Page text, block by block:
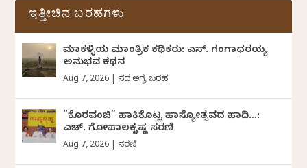
ಇತ್ತೀಚಿನ ಬರಹಗಳು
ಮಾಕಳ್ಳಿಯ ಮಾಂತ್ರಿಕ ಕಥಿಕರು: ಎಸ್. ಗಂಗಾಧರಯ್ಯ
ಅನುಭವ ಕಥನ
Aug 7, 2026 ದಿನದ ಅಗ್ರ ಬರಹ
“ಕೊರವಂಜಿ” ಹಾಕಿಕೊಟ್ಟ ಹಾಸ್ಯೋತ್ಸವದ ಹಾದಿ…:
ಎಚ್. ಗೋಪಾಲಕೃಷ್ಣ ಸರಣಿ
Aug 7, 2026 ಸರಣಿ